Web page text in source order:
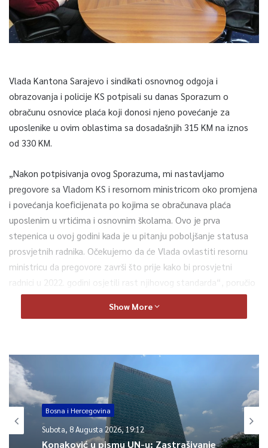
Vlada Kantona Sarajevo i sindikati osnovnog odgoja i
obrazovanja i policije KS potpisali su danas Sporazum o
obračunu osnovice plaća koji donosi njeno povećanje za
uposlenike u ovim oblastima sa dosadašnjih 315 KM na iznos
od 330 KM.
„Nakon potpisivanja ovog Sporazuma, mi nastavljamo
pregovore sa Vladom KS i resornom ministricom oko promjena
i povećanja koeficijenata po kojima se obračunava plaća
uposlenim u vrtićima i osnovnim školama. Ovo je prva
stepenica u ovoj godini kada je u pitanju poboljšanje statusa
prosvjetnih radnika. Očekujemo da će Vlada ovlastiti resornu
ministricu da pregovore završi što prije kako bi prosvjetni
radnici u 2022. godini osjetili rast njihovog standarda“, poručio
je sa današnjeg potpisivanja Saudin Sivro, predsjednik Sindikata
osnovnog odgoja i obrazovanja KS.
uposlenike MUP KS i Uprave policije gdje je takođe osnovica
utvrđena u iznosu od 330 KM.
Kako ističe predsjednik Sidikata policije KS Sadik Ećo, ovo nije
veliko povećanje, a sporazum se potpisuje nakon što je Vlada
donijela odluku za ovu osnovicu.
Show More
Bosna i Hercegovina
Subota, 8 Augusta 2026, 19:12
Konaković u pismu UN-u: Zastrašivanje